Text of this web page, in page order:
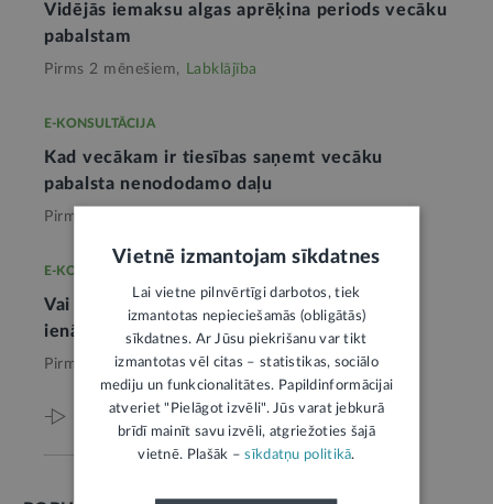
Vidējās iemaksu algas aprēķina periods vecāku
pabalstam
Pirms 2 mēnešiem, Labklājība
E-KONSULTĀCIJA
Kad vecākam ir tiesības saņemt vecāku
pabalsta nenododamo daļu
Pirms 3 mēnešiem,
E-KONSULTĀCIJA
Vai vecāku pabalsta saņēmējam var būt
ienākumi no saimnieciskās darbības
Pirms 4 mēnešiem, Labklājība
Viss par šo tēmu
Vietnē izmantojam sīkdatnes
Lai vietne pilnvērtīgi darbotos, tiek
izmantotas nepieciešamās (obligātās)
sīkdatnes. Ar Jūsu piekrišanu var tikt
izmantotas vēl citas – statistikas, sociālo
mediju un funkcionalitātes. Papildinformācijai
atveriet "Pielāgot izvēli". Jūs varat jebkurā
brīdī mainīt savu izvēli, atgriežoties šajā
vietnē. Plašāk –sīkdatņu politikā.